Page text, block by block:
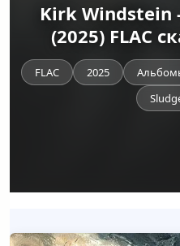
Kirk Windstein
(2025) FLAC
FLAC 2025